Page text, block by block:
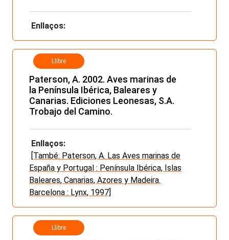
Enllaços:
Llibre
Paterson, A. 2002. Aves marinas de
la Península Ibérica, Baleares y
Canarias. Ediciones Leonesas, S.A.
Trobajo del Camino.
Enllaços:
[També: Paterson, A. Las Aves marinas de
España y Portugal : Península Ibérica, Islas
Baleares, Canarias, Azores y Madeira.
Barcelona : Lynx, 1997]
Llibre